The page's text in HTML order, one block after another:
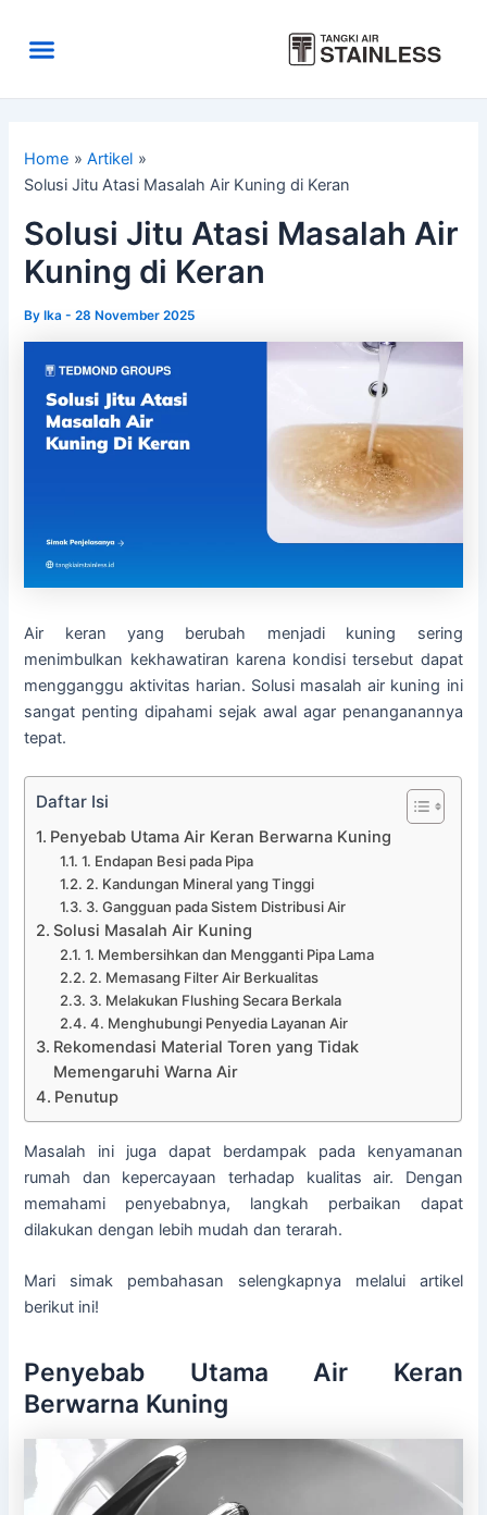
contentMenu
Home
Artikel
Solusi Jitu Atasi Masalah Air Kuning di Keran
Solusi Jitu Atasi Masalah Air
Kuning di Keran
ByIka-28 November 2025
Air keran yang berubah menjadi kuning sering
menimbulkan kekhawatiran karena kondisi tersebut dapat
mengganggu aktivitas harian. Solusi masalah air kuning ini
sangat penting dipahami sejak awal agar penanganannya
tepat.
Daftar Isi
Penyebab Utama Air Keran Berwarna Kuning
1. Endapan Besi pada Pipa
2. Kandungan Mineral yang Tinggi
3. Gangguan pada Sistem Distribusi Air
Solusi Masalah Air Kuning
1. Membersihkan dan Mengganti Pipa Lama
2. Memasang Filter Air Berkualitas
3. Melakukan Flushing Secara Berkala
4. Menghubungi Penyedia Layanan Air
Rekomendasi Material Toren yang Tidak
Memengaruhi Warna Air
Penutup
Masalah ini juga dapat berdampak pada kenyamanan
rumah dan kepercayaan terhadap kualitas air. Dengan
memahami penyebabnya, langkah perbaikan dapat
dilakukan dengan lebih mudah dan terarah.
Mari simak pembahasan selengkapnya melalui artikel
berikut ini!
Penyebab Utama Air Keran
Berwarna Kuning